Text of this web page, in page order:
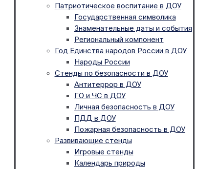
Патриотическое воспитание в ДОУ
Государственная символика
Знаменательные даты и события
Региональный компонент
Год Единства народов России в ДОУ
Народы России
Стенды по безопасности в ДОУ
Антитеррор в ДОУ
ГО и ЧС в ДОУ
Личная безопасность в ДОУ
ПДД в ДОУ
Пожарная безопасность в ДОУ
Развивающие стенды
Игровые стенды
Календарь природы